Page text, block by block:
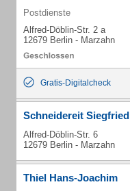
Postdienste
Alfred-Döblin-Str. 2 a
12679 Berlin - Marzahn
Gratis-Digitalcheck
Schneidereit Siegfried
Alfred-Döblin-Str. 6
12679 Berlin - Marzahn
Thiel Hans-Joachim